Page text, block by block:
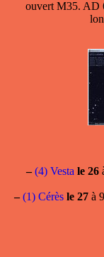
ouvert M35. AD
– (4) Vesta le 26
– (1) Cérès le 27 à